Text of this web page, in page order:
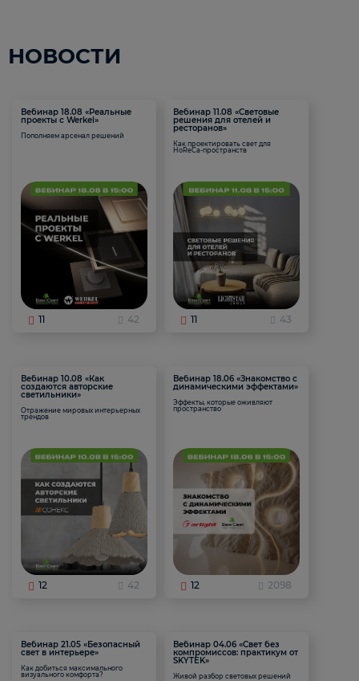
НОВОСТИ
Вебинар 18.08 «Реальные
проекты с Werkel»
Пополняем арсенал решений
11 42
Вебинар 11.08 «Световые
решения для отелей и
ресторанов»
Как проектировать свет для
HoReCa-пространств
11 43
Вебинар 10.08 «Как
создаются авторские
светильники»
Отражение мировых интерьерных
трендов
12 42
Вебинар 18.06 «Знакомство с
динамическими эффектами»
Эффекты, которые оживляют
пространство
12 2098
Вебинар 21.05 «Безопасный
свет в интерьере»
Как добиться максимального
визуального комфорта?
Вебинар 04.06 «Свет без
компромиссов: практикум от
SKYTEK»
Живой разбор световых решений